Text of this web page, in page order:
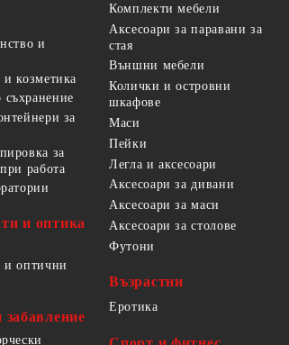
и
козметика
за
за
работа
и оптика
и оптични
забавление
Комплекти мебели
Аксесоари за паравани за
стая
Външни мебели
Колички и островни
шкафове
Маси
Пейки
Легла и аксесоари
Аксесоари за дивани
Аксесоари за маси
Аксесоари за столове
Футони
Възрастни
Еротика